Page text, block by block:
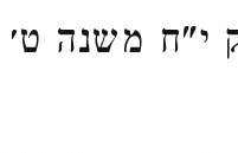
י"ח משנה ט׳